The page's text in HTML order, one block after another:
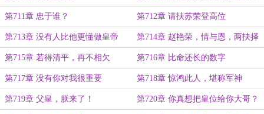
第711章 忠于谁？ 第712章 请扶苏荣登高位
第713章 没有人比他更懂做皇帝 第714章 赵艳荣，情与恩，两抉择
第715章 若得清平，再不相欠 第716章 比命还长的数字
第717章 没有你对我很重要 第718章 惊鸿此人，堪称军神
第719章 父皇，朕来了！ 第720章 你真想把皇位给你大哥？